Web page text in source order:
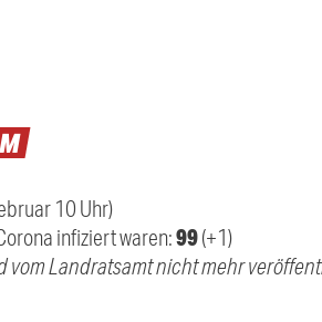
10 Uhr)
infiziert waren:99(+1)
vom Landratsamt nicht mehr